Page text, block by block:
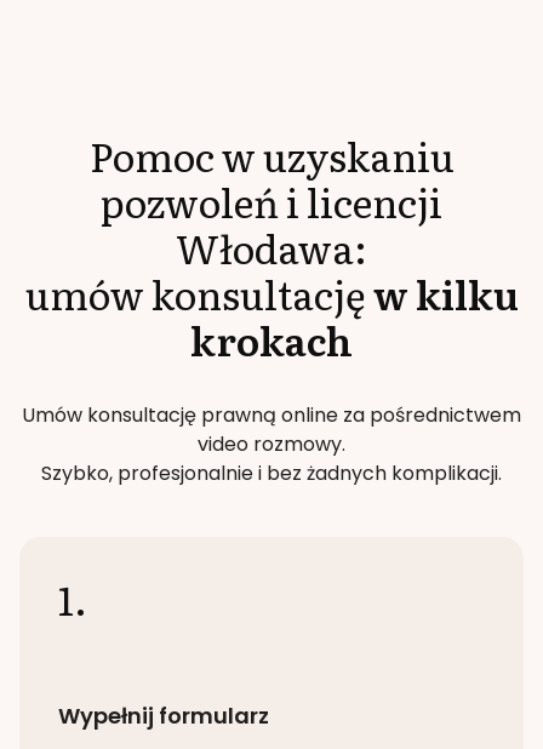
Pomoc w uzyskaniu
pozwoleń i licencji
Włodawa:
umów konsultacjęw kilku
krokach
Umów konsultację prawną online za pośrednictwem
video rozmowy.
Szybko, profesjonalnie i bez żadnych komplikacji.
1.
Wypełnij formularz